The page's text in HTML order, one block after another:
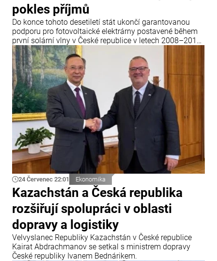
pokles příjmů
Do konce tohoto desetiletí stát ukončí garantovanou
podporu pro fotovoltaické elektrárny postavené během
první solární vlny v České republice v letech 2008–2010.
Dvacet let po uvedení do provozu tyto elektrárny přijdou
o garantované výkupní ceny elektřiny a jejich majitelé
budou muset buď modernizovat zařízení, nebo své
podnikání prodat.
24 Červenec 22:01 Ekonomika
Kazachstán a Česká republika
rozšiřují spolupráci v oblasti
dopravy a logistiky
Velvyslanec Republiky Kazachstán v České republice
Kairat Abdrachmanov se setkal s ministrem dopravy
České republiky Ivanem Bednárikem.